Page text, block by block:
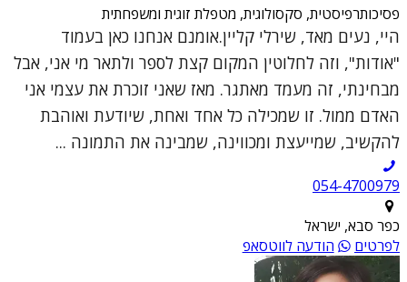
פסיכותרפיסטית, סקסולוגית, מטפלת זוגית ומשפחתית
היי, נעים מאד, שירלי קליין.אומנם אנחנו כאן בעמוד
"אודות", וזה לחלוטין המקום קצת לספר ולתאר מי אני, אבל
מבחינתי, זה מעמד מאתגר. מאז שאני זוכרת את עצמי אני
האדם ממול. זו שמכילה כל אחד ואחת, שיודעת ואוהבת
להקשיב, שמייעצת ומכווינה, שמבינה את התמונה ...
054-4700979
כפר סבא, ישראל
לפרטים
הודעה לווטסאפ